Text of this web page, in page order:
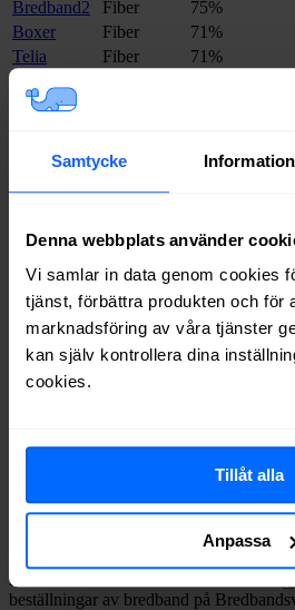
Samtycke Information
Denna webbplats använder
Vi samlar in data genom cookies
tjänst, förbättra produkten och för
marknadsföring av våra tjänster
kan själv kontrollera dina
cookies.
Tillåt alla
Anpassa
Bredband2 Fiber
75%
Boxer
Fiber
71%
Telia
Fiber
71%
Allente
Internetport Fiber
58%
Comviq
Fiber
33%
Trygg Surf
Fiber 30%
Om du vill se exakt vilka
bredband på din adress iStorforspå
göra en snabb sökning här:
Vilket fast bredband
Storfors?
inklusive
beställningar av bredband på